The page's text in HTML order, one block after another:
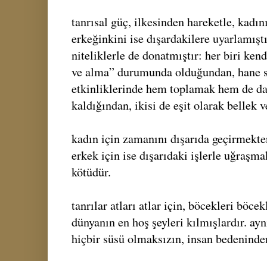
tanrısal güç, ilkesinden hareketle,
erkeğinkini ise dışardakilere
niteliklerle de donatmıştır: her biri
ve alma” durumunda olduğundan,
etkinliklerinde hem toplamak hem de
kaldığından, ikisi de eşit olarak bellek
kadın için zamanını dışarıda
erkek için ise dışarıdaki işlerle
kötüdür.
tanrılar atları atlar için, böcekleri
dünyanın en hoş şeyleri kılmışlardır.
hiçbir süsü olmaksızın, insan